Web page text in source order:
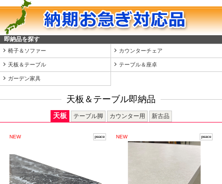
即納品を探す
椅子＆ソファー カウンターチェア
天板＆テーブル テーブル＆座卓
ガーデン家具
天板＆テーブル即納品
天板 テーブル脚 カウンター用 新古品
NEW peace NEW peace